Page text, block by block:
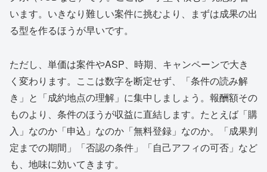
います。いきなり難しい案件に挑むより、まずは成果の出
る型を作るほうが早いです。
ただし、単価は案件やASP、時期、キャンペーンで大き
く変わります。ここは数字を断定せず、「条件の読み解
き」と「成約地点の理解」に集中しましょう。報酬額その
ものより、条件のほうが収益に直結します。たとえば「購
入」なのか「申込」なのか「無料登録」なのか。「成果判
定までの期間」「否認の条件」「自己アフィの可否」など
も、地味に効いてきます。